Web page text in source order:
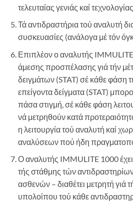
τελευταίας γενιάς καί τεχνολογίας.
Τά αντιδραστήρια τού αναλυτή
συσκευασίες (ανάλογα μέ τόν
Επιπλέον ο αναλυτής IMMULITE
άμεσης προσπέλασης γιά τήν
δειγμάτων (STAT) σέ κάθε φάση
επείγοντα δείγματα (STAT)
πάσα στιγμή, σέ κάθε φάση
νά μετρηθούν κατά
η λειτουργία τού αναλυτή καί
αναλύσεων πού ήδη
Ο αναλυτής IMMULITE 1000
τής στάθμης τών
ασθενών – διαθέτει μετρητή γιά
υπολοίπου τού κάθε